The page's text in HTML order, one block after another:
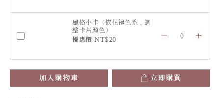
風格小卡（依花禮色系，調
整卡片顏色）
優惠價 NT$20
加入購物車 立即購買